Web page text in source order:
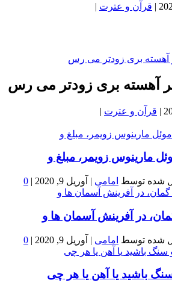
| قرآن و عترت |
آهسته بری زودتر می رس
| قرآن و عترت |
مارینوس زویمر، مبلغ و
شده توسط امامی | آوریل 9, 2020 |
0
در آفرينش آسمان ها و
شده توسط امامی | آوریل 9, 2020 |
0
باشید یا آهن یا هر چی